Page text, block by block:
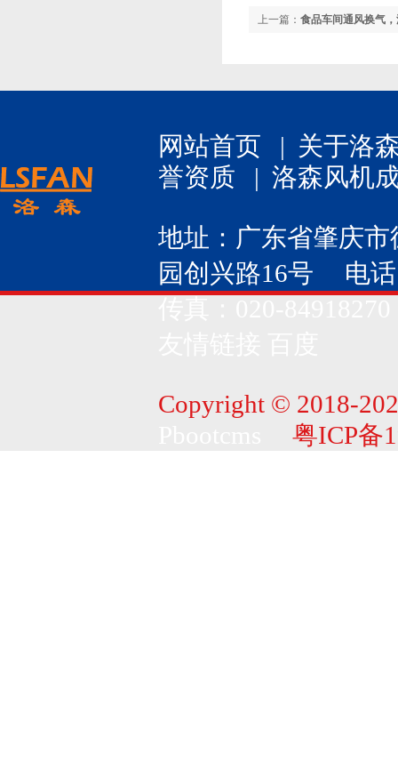
上一篇： 食品车间通风换气
网站首页 | 关于洛
誉资质 | 洛森风机
地址：广东省肇庆
园创兴路16号 电话
Copyright © 2018-
粤ICP备